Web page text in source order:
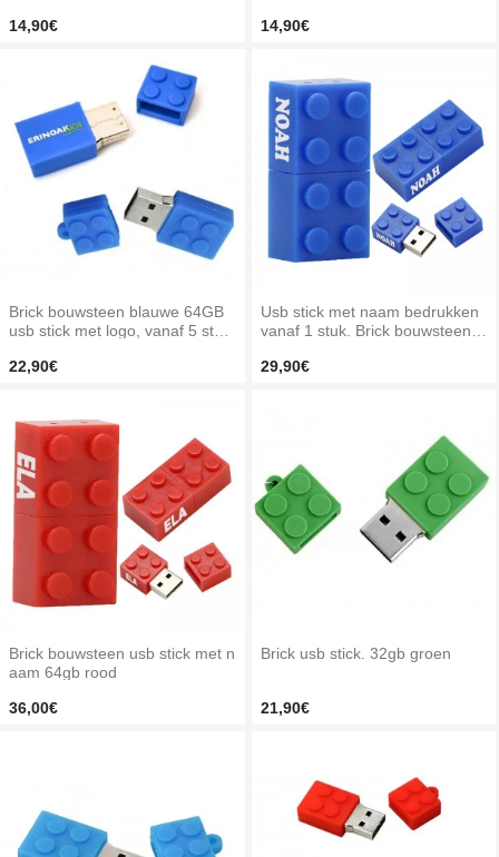
14,90€
14,90€
Brick bouwsteen blauwe 64GB
usb stick met logo, vanaf 5 stuk
22,90€
Usb stick met naam bedrukken
vanaf 1 stuk. Brick bouwsteen b
29,90€
Brick bouwsteen usb stick met n
aam 64gb rood
36,00€
Brick usb stick. 32gb groen
21,90€